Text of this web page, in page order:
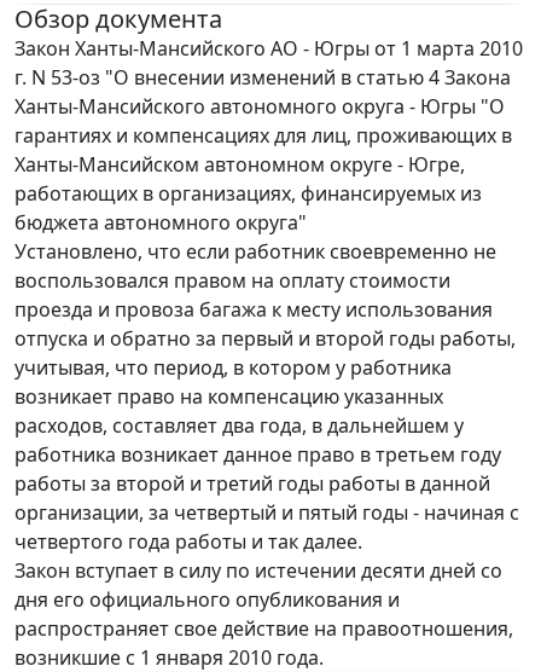
Обзор документа
Закон Ханты-Мансийского АО - Югры от 1 марта 2010
г. N 53-оз "О внесении изменений в статью 4 Закона
Ханты-Мансийского автономного округа - Югры "О
гарантиях и компенсациях для лиц, проживающих в
Ханты-Мансийском автономном округе - Югре,
работающих в организациях, финансируемых из
бюджета автономного округа"
Установлено, что если работник своевременно не
воспользовался правом на оплату стоимости
проезда и провоза багажа к месту использования
отпуска и обратно за первый и второй годы работы,
учитывая, что период, в котором у работника
возникает право на компенсацию указанных
расходов, составляет два года, в дальнейшем у
работника возникает данное право в третьем году
работы за второй и третий годы работы в данной
организации, за четвертый и пятый годы - начиная с
четвертого года работы и так далее.
Закон вступает в силу по истечении десяти дней со
дня его официального опубликования и
распространяет свое действие на правоотношения,
возникшие с 1 января 2010 года.